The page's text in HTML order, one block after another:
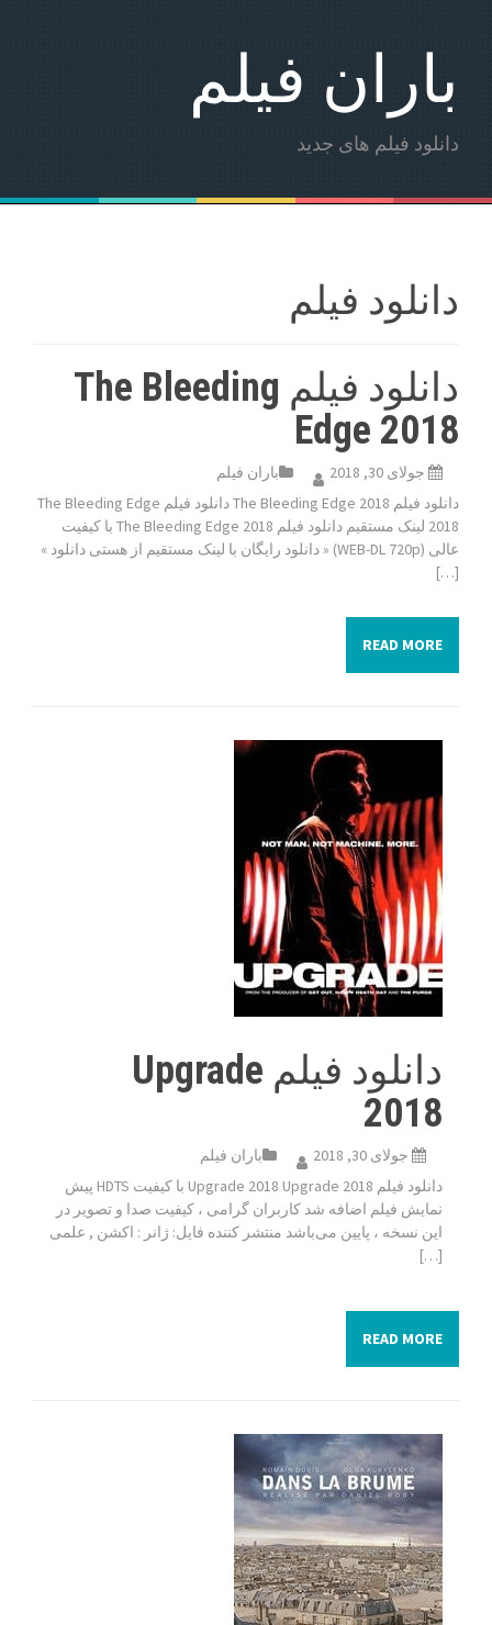
n
باران فیلم
دانلود فیلم های جدید
دانلود فیلم
دانلود فیلم The Bleeding
Edge 2018
جولای 30, 2018
باران فیلم
دانلود فیلم The Bleeding Edge 2018 دانلود فیلم The Bleeding Edge
2018 لینک مستقیم دانلود فیلم The Bleeding Edge 2018 با کیفیت
عالی (WEB-DL 720p) « دانلود رایگان با لینک مستقیم از هستی دانلود »
[…]
READ MORE
دانلود فیلم Upgrade
2018
جولای 30, 2018
باران فیلم
دانلود فیلم Upgrade 2018 Upgrade 2018 با کیفیت HDTS پیش
نمایش فیلم اضافه شد کاربران گرامی ، کیفیت صدا و تصویر در
این نسخه ، پایین می‌باشد منتشر کننده فایل: ژانر : اکشن , علمی
[…]
READ MORE